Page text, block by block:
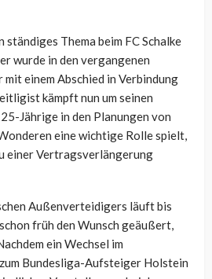
Thema beim FC Schalke
wurde in den vergangenen
einem Abschied in Verbindung
kämpft nun um seinen
Jährige in den Planungen von
eine wichtige Rolle spielt,
einer Vertragsverlängerung
Außenverteidigers läuft bis
früh den Wunsch geäußert,
ein Wechsel im
Bundesliga-Aufsteiger Holstein